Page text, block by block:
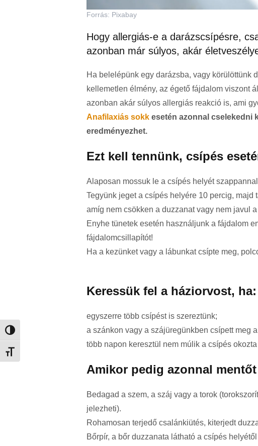
Nagy kontraszt váltása
Betűméret váltása
Forrás: Pixabay
Hogy allergiás-e a darázscsípésre,
azonban már súlyos, akár
Ha belelépünk egy darázsba, vagy körülöttünk
kellemetlen élmény, az égető fájdalom viszont
azonban akár súlyos allergiás reakció is, ami
Anafilaxiás sokk esetén azonnal cselekedni
eredményezhet.
Ezt kell tennünk, csípés
Alaposan mossuk le a csípés helyét
Tegyünk jeget a csípés helyére 10 percig, majd
amíg nem csökken a duzzanat vagy nem javul
Enyhe tünetek esetén használjunk a fájdalom
fájdalomcsillapítót!
Ha a kezünket vagy a lábunkat csípte meg,
Keressük fel a háziorvost, ha:
egyszerre több csípést is szereztünk;
a szánkon vagy a szájüregünkben csípett meg
több napon keresztül nem múlik a csípés
Amikor pedig azonnal
Bedagad a szem, a száj vagy a torok
jelezheti).
Rohamosan terjedő csalánkiütés, kiterjedt
Bőrpír, a bőr duzzanata látható a csípés